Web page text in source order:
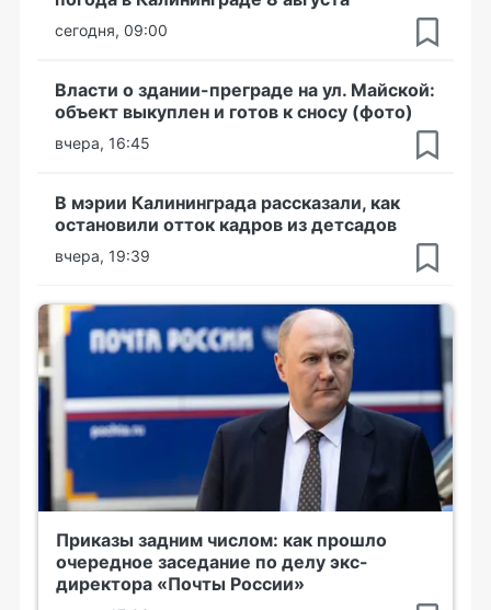
сегодня, 09:00
Власти о здании-преграде на ул. Майской:
объект выкуплен и готов к сносу (фото)
вчера, 16:45
В мэрии Калининграда рассказали, как
остановили отток кадров из детсадов
вчера, 19:39
Приказы задним числом: как прошло
очередное заседание по делу экс-
директора «Почты России»